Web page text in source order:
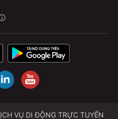
VỤ DI ĐỘNG TRỰC TUYẾN